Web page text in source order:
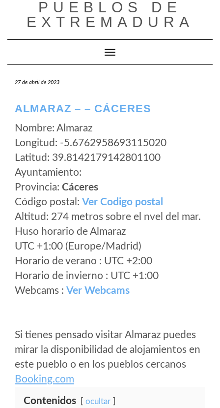
contenido
PUEBLOS DE
EXTREMADURA
Cambiar modo de navegación
27 de abril de 2023
ALMARAZ – – CÁCERES
Nombre: Almaraz
Longitud: -5.6762958693115020
Latitud: 39.8142179142801100
Ayuntamiento:
Provincia: Cáceres
Código postal: Ver Codigo postal
Altitud: 274 metros sobre el nvel del mar.
Huso horario de Almaraz
UTC +1:00 (Europe/Madrid)
Horario de verano : UTC +2:00
Horario de invierno : UTC +1:00
Webcams : Ver Webcams
Si tienes pensado visitar Almaraz puedes
mirar la disponibilidad de alojamientos en
este pueblo o en los pueblos cercanos
Booking.com
Contenidos ocultar